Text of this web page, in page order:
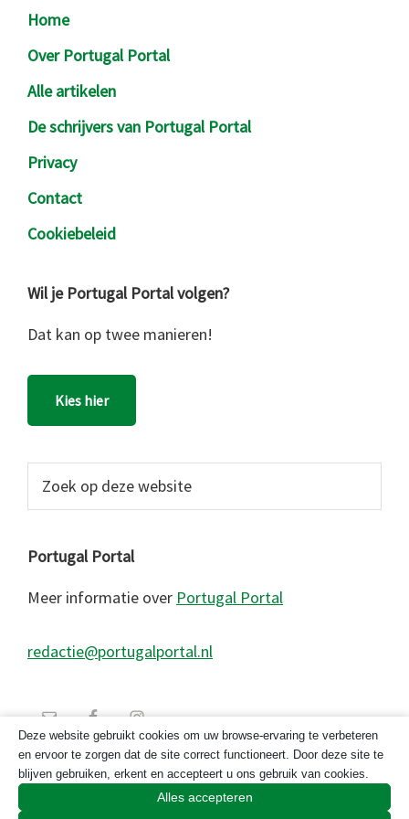
Footer
Home
Over Portugal Portal
Alle artikelen
De schrijvers van Portugal Portal
Privacy
Contact
Cookiebeleid
Wil je Portugal Portal volgen?
Dat kan op twee manieren!
Kies hier
website
Portugal Portal
Meer informatie over Portugal Portal
redactie@portugalportal.nl
Deze website gebruikt cookies om uw browse-ervaring te verbeteren
en ervoor te zorgen dat de site correct functioneert. Door deze site te
blijven gebruiken, erkent en accepteert u ons gebruik van cookies.
Alles accepteren